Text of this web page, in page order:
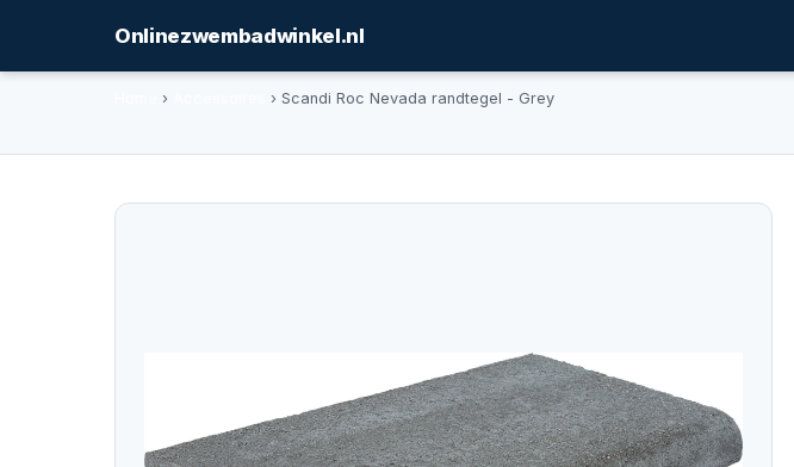
Onlinezwembadwinkel.nl
› › Scandi Roc Nevada randtegel - Grey